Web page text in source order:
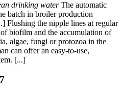
drinking waterThe automatic
batch in broiler production
Flushing the nipple lines at regular
biofilm and the accumulation of
algae, fungi or protozoa in the
can offer an easy-to-use,
[...]